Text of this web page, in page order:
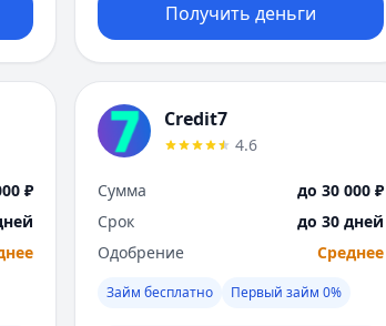
Получить деньги
₽
Credit7
4.6
Сумма
до 30 000 ₽
Срок
до 30 дней
Одобрение
Среднее
Займ бесплатно Первый займ 0%